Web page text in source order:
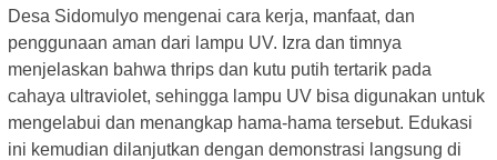
Desa Sidomulyo mengenai cara kerja, manfaat, dan
penggunaan aman dari lampu UV. Izra dan timnya
menjelaskan bahwa thrips dan kutu putih tertarik pada
cahaya ultraviolet, sehingga lampu UV bisa digunakan untuk
mengelabui dan menangkap hama-hama tersebut. Edukasi
ini kemudian dilanjutkan dengan demonstrasi langsung di